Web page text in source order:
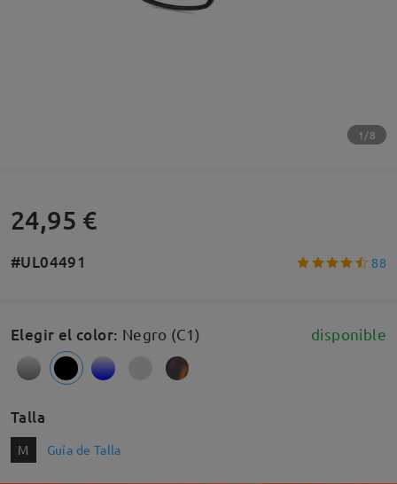
1/8
24,95 €
#UL04491 88
Elegir el color: Negro (C1) disponible
Talla
M Guía de Talla